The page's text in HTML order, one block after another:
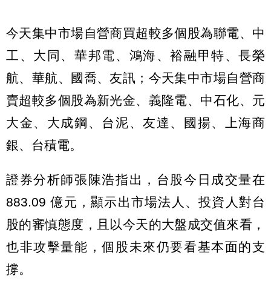
今天集中市場自營商買超較多個股為聯電、中
工、大同、華邦電、鴻海、裕融甲特、長榮
航、華航、國喬、友訊；今天集中市場自營商
賣超較多個股為新光金、義隆電、中石化、元
大金、大成鋼、台泥、友達、國揚、上海商
銀、台積電。
證券分析師張陳浩指出，台股今日成交量在
883.09 億元，顯示出市場法人、投資人對台
股的審慎態度，且以今天的大盤成交值來看，
也非攻擊量能，個股未來仍要看基本面的支
撐。